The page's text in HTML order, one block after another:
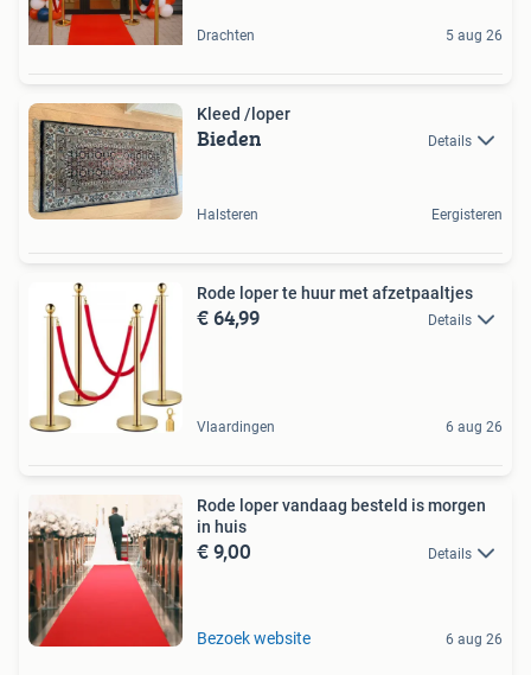
Drachten 5 aug 26
Kleed /loper
Bieden Details
Halsteren Eergisteren
Rode loper te huur met afzetpaaltjes
€ 64,99 Details
Vlaardingen 6 aug 26
Rode loper vandaag besteld is morgen
in huis
€ 9,00 Details
Bezoek website 6 aug 26